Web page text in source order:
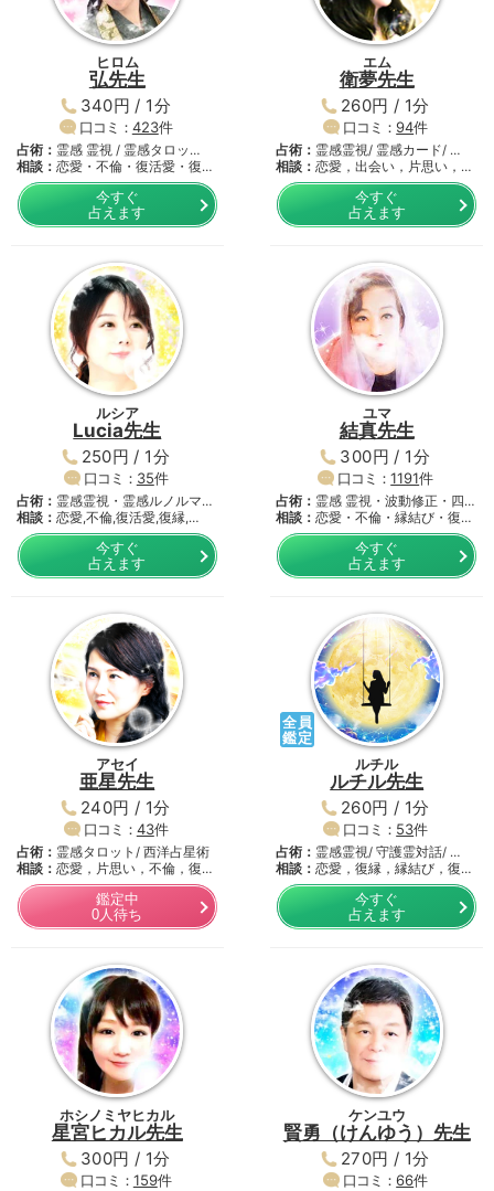
ヒロム
弘先生
340円 / 1分
口コミ： 423件
占術： 霊感 霊視 / 霊感タロッ…
相談： 恋愛・不倫・復活愛・復
縁・…
今すぐ
占えます
エム
衛夢先生
260円 / 1分
口コミ：94件
占術： 霊感霊視/ 霊感カード/ …
相談：恋愛，出会い，片思い，不
倫…
今すぐ
占えます
ルシア
Lucia先生
250円 / 1分
口コミ： 35件
占術： 霊感霊視・霊感ルノルマ
ン・…
相談： 恋愛,不倫,復活愛,復縁,…
今すぐ
占えます
ユマ
結真先生
300円 / 1分
口コミ：1191件
占術： 霊感 霊視・波動修正・四
柱…
相談：恋愛・不倫・縁結び・復活
愛…
今すぐ
占えます
アセイ
亜星先生
240円 / 1分
口コミ： 43件
占術： 霊感タロット/ 西洋占星術
相談： 恋愛，片思い，不倫，復
縁，…
鑑定中
0人待ち
全員
鑑定
ルチル
ルチル先生
260円 / 1分
口コミ： 53件
占術： 霊感霊視/ 守護霊対話/ …
相談：恋愛，復縁，縁結び，復活
再…
今すぐ
占えます
ホシノミヤヒカル
星宮ヒカル先生
300円 / 1分
口コミ： 159件
ケンユウ
賢勇（けんゆう）先生
270円 / 1分
口コミ：66件